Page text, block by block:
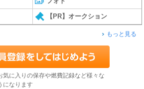
【PR】オークション
もっと見る
気に入りの保存や燃費記録など様々な
になります